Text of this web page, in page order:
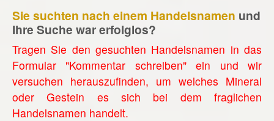
Sie suchten nach einem Handelsnamen und
Ihre Suche war erfolglos?
Tragen Sie den gesuchten Handelsnamen in das
Formular "Kommentar schreiben" ein und wir
versuchen herauszufinden, um welches Mineral
oder Gestein es sich bei dem fraglichen
Handelsnamen handelt.